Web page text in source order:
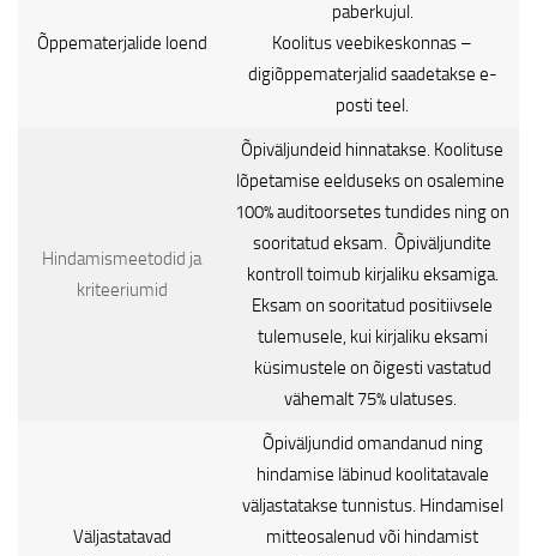
Õppematerjalide loend
paberkujul.
Koolitus veebikeskonnas –
digiõppematerjalid saadetakse e-
posti teel.
Hindamismeetodid ja
kriteeriumid
Õpiväljundeid hinnatakse. Koolituse
lõpetamise eelduseks on osalemine
100% auditoorsetes tundides ning on
sooritatud eksam. Õpiväljundite
kontroll toimub kirjaliku eksamiga.
Eksam on sooritatud positiivsele
tulemusele, kui kirjaliku eksami
küsimustele on õigesti vastatud
vähemalt 75% ulatuses.
Väljastatavad
Õpiväljundid omandanud ning
hindamise läbinud koolitatavale
väljastatakse tunnistus. Hindamisel
mitteosalenud või hindamist